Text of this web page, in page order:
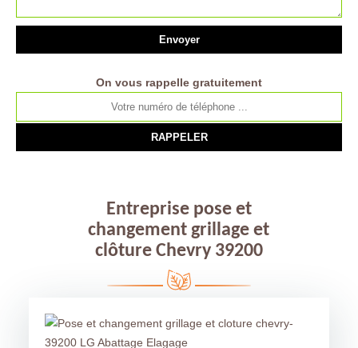
On vous rappelle gratuitement
Entreprise pose et
changement grillage et
clôture Chevry 39200